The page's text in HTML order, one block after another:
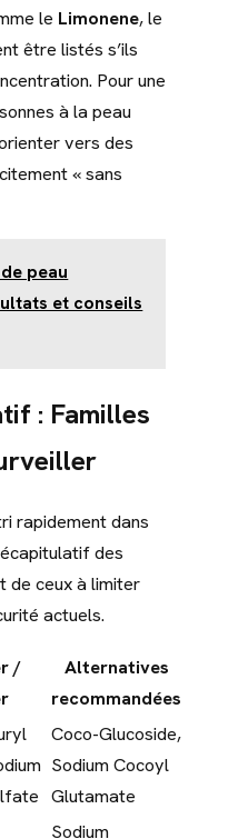
le Limonene, le
être listés s’ils
Pour une
à la peau
vers des
« sans
peau
et conseils
: Familles
rapidement dans
des
de ceux à limiter
actuels.
/
Alternatives
recommandées
Coco-Glucoside,
Sodium Cocoyl
Glutamate
Sodium